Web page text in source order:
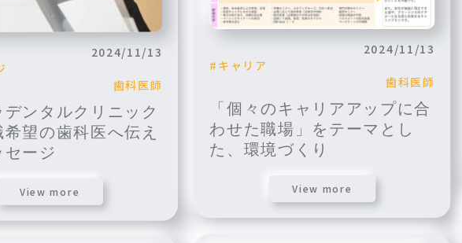
2024/11/13
歯科医師
デンタルクリニック
望の歯科医へ伝え
セージ
View more
2024/11/13
キャリア
歯科医師
「個々のキャリアアップに合
わせた職場」をテーマとし
た、環境づくり
View more